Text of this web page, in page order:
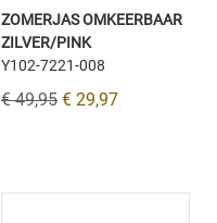
ZOMERJAS OMKEERBAAR
ZILVER/PINK
Y102-7221-008
€ 49,95 € 29,97